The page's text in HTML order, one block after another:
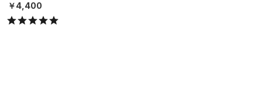
￥4,400